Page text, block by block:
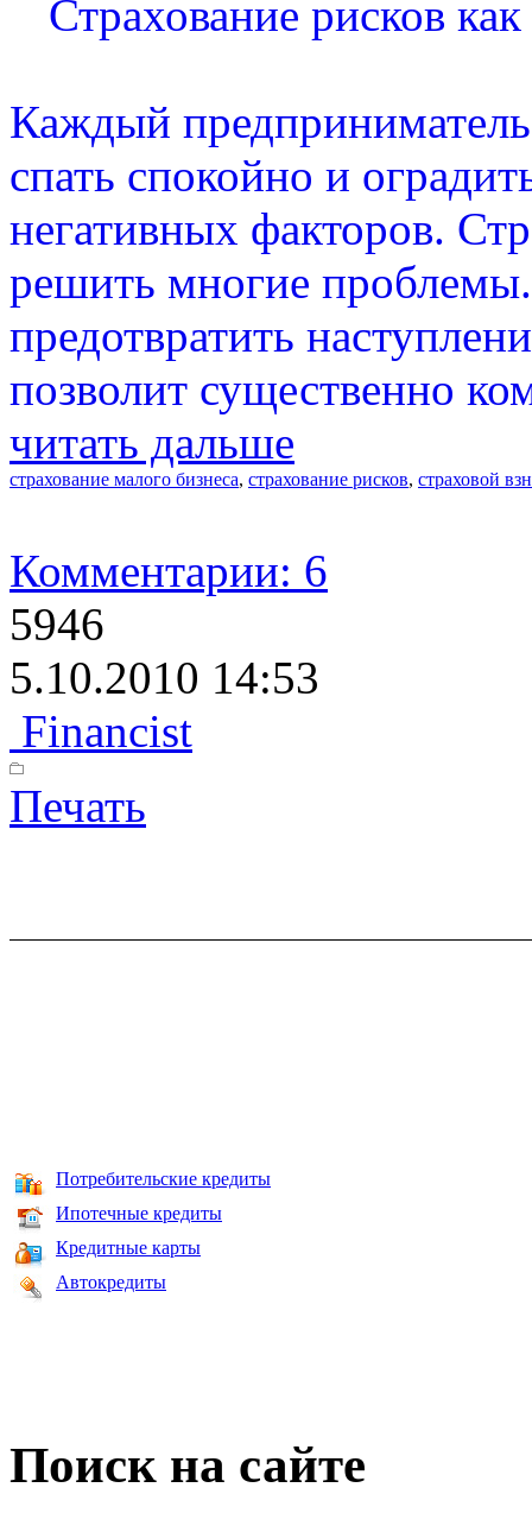
Страхование рисков
Каждый
спать спокойно и
негативных факторов.
решить многие
предотвратить
позволит существенно
читать дальше
страхование малого бизнеса, страхование рисков, страховой
Комментарии: 6
5946
5.10.2010 14:53
Financist
Печать
Потребительские кредиты
Ипотечные кредиты
Кредитные карты
Автокредиты
Поиск на сайте